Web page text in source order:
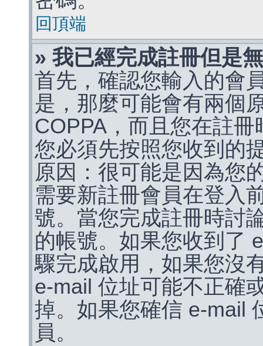
回頂端
» 我已經完成註冊但是
首先，確認您輸入的會
是，那麼可能會有兩個
COPPA，而且您在註
您必須先按照您收到的
原因：很可能是因為您
需要新註冊會員在登入
號。當您完成註冊時討
的帳號。如果您收到了
驟完成啟用，如果您沒
e-mail 位址可能不正確
掉。如果您確信 e-mail
員。